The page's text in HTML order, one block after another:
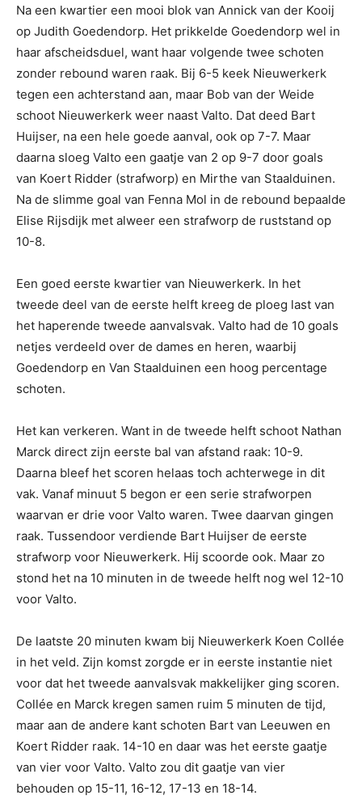
Na een kwartier een mooi blok van Annick van der Kooij
op Judith Goedendorp. Het prikkelde Goedendorp wel in
haar afscheidsduel, want haar volgende twee schoten
zonder rebound waren raak. Bij 6-5 keek Nieuwerkerk
tegen een achterstand aan, maar Bob van der Weide
schoot Nieuwerkerk weer naast Valto. Dat deed Bart
Huijser, na een hele goede aanval, ook op 7-7. Maar
daarna sloeg Valto een gaatje van 2 op 9-7 door goals
van Koert Ridder (strafworp) en Mirthe van Staalduinen.
Na de slimme goal van Fenna Mol in de rebound bepaalde
Elise Rijsdijk met alweer een strafworp de ruststand op
10-8.
Een goed eerste kwartier van Nieuwerkerk. In het
tweede deel van de eerste helft kreeg de ploeg last van
het haperende tweede aanvalsvak. Valto had de 10 goals
netjes verdeeld over de dames en heren, waarbij
Goedendorp en Van Staalduinen een hoog percentage
schoten.
Het kan verkeren. Want in de tweede helft schoot Nathan
Marck direct zijn eerste bal van afstand raak: 10-9.
Daarna bleef het scoren helaas toch achterwege in dit
vak. Vanaf minuut 5 begon er een serie strafworpen
waarvan er drie voor Valto waren. Twee daarvan gingen
raak. Tussendoor verdiende Bart Huijser de eerste
strafworp voor Nieuwerkerk. Hij scoorde ook. Maar zo
stond het na 10 minuten in de tweede helft nog wel 12-10
voor Valto.
De laatste 20 minuten kwam bij Nieuwerkerk Koen Collée
in het veld. Zijn komst zorgde er in eerste instantie niet
voor dat het tweede aanvalsvak makkelijker ging scoren.
Collée en Marck kregen samen ruim 5 minuten de tijd,
maar aan de andere kant schoten Bart van Leeuwen en
Koert Ridder raak. 14-10 en daar was het eerste gaatje
van vier voor Valto. Valto zou dit gaatje van vier
behouden op 15-11, 16-12, 17-13 en 18-14.